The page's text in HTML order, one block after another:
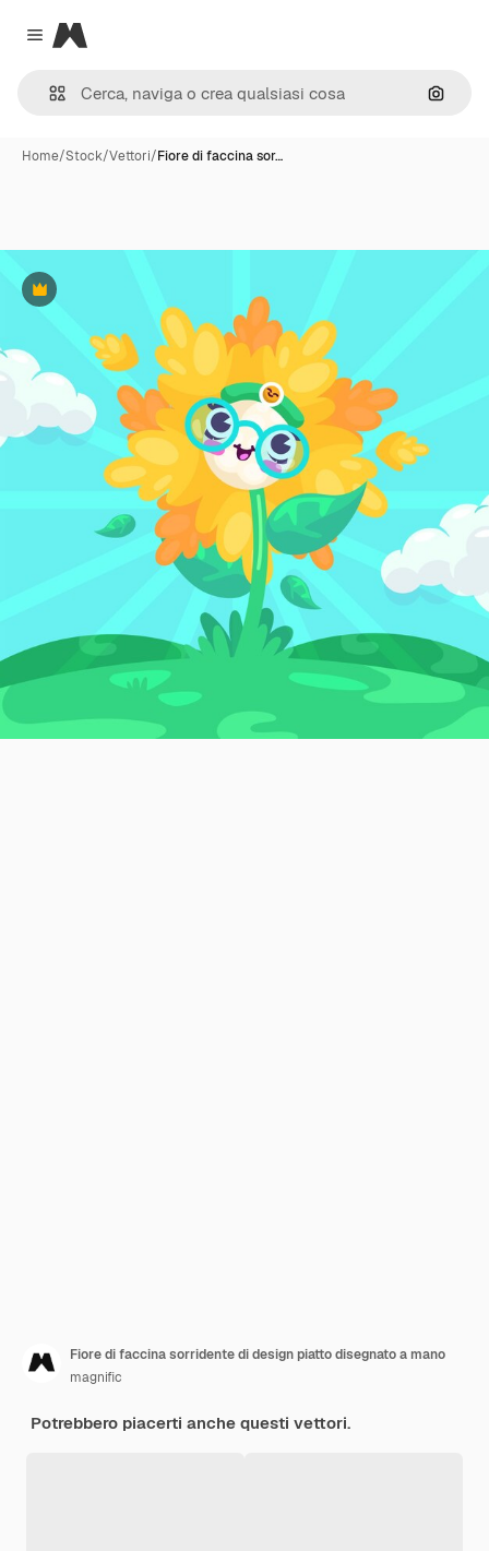
Close menu
Magnific
Cerca
Home/Stock/Vettori/Fiore di faccina sor…
Premium
Fiore di faccina sorridente di design piatto disegnato a mano
magnific
Potrebbero piacerti anche questi vettori.